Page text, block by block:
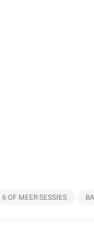
6 OF MEER SESSIES